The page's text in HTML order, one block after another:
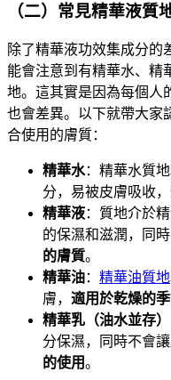
（二）常見精華液質
除了精華液功效集成分的
能會注意到有精華水、精
地。這其實是因為每個人
也會差異。以下就帶大家
合使用的膚質：
精華水：精華水質
分，易被皮膚吸收，
精華液：質地介於
的保濕和滋潤，同時
的膚質。
精華油： 精華油質地
膚， 適用於乾燥的
精華乳（油水並存）
分保濕，同時不會讓
的使用。